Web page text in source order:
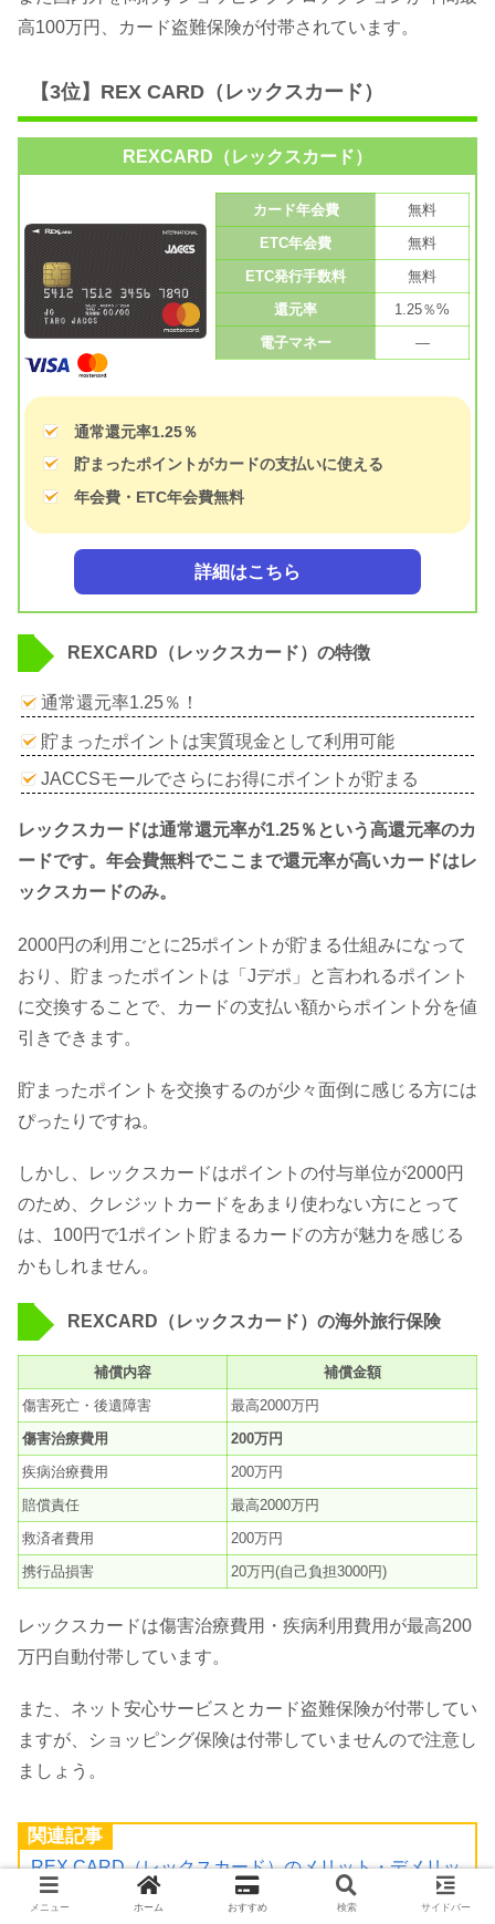
高100万円、カード盗難保険が付帯されています。
【3位】REX CARD（レックスカード）
REXCARD（レックスカード）
カード年会費
無料
ETC年会費
無料
ETC発行手数料
無料
還元率
1.25％%
電子マネー
—
通常還元率1.25％
貯まったポイントがカードの支払いに使える
年会費・ETC年会費無料
詳細はこちら
REXCARD（レックスカード）の特徴
通常還元率1.25％！
貯まったポイントは実質現金として利用可能
JACCSモールでさらにお得にポイントが貯まる
レックスカードは通常還元率が1.25％という高還元率のカ
ードです。年会費無料でここまで還元率が高いカードはレ
ックスカードのみ。
2000円の利用ごとに25ポイントが貯まる仕組みになって
おり、貯まったポイントは「Jデポ」と言われるポイント
に交換することで、カードの支払い額からポイント分を値
引きできます。
貯まったポイントを交換するのが少々面倒に感じる方には
ぴったりですね。
しかし、レックスカードはポイントの付与単位が2000円
のため、クレジットカードをあまり使わない方にとって
は、100円で1ポイント貯まるカードの方が魅力を感じる
かもしれません。
REXCARD（レックスカード）の海外旅行保険
補償内容
補償金額
傷害死亡・後遺障害
最高2000万円
傷害治療費用
200万円
疾病治療費用
200万円
賠償責任
最高2000万円
救済者費用
200万円
携行品損害
20万円(自己負担3000円)
レックスカードは傷害治療費用・疾病利用費用が最高200
万円自動付帯しています。
また、ネット安心サービスとカード盗難保険が付帯してい
ますが、ショッピング保険は付帯していませんので注意し
ましょう。
関連記事
REX CARD（レックスカード）のメリット・デメリッ
ト！ETCカード・年会費・手数料・ポイント徹底比較
メニュー ホーム おすすめ 検索 サイドバー